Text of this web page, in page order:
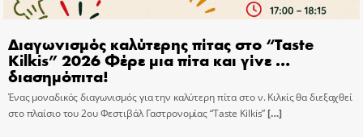
Διαγωνισμός καλύτερης πίτας στο “Taste
Kilkis” 2026 Φέρε μια πίτα και γίνε …
διασημόπιτα!
Ένας μοναδικός διαγωνισμός για την καλύτερη πίτα στο ν. Κιλκίς θα διεξαχθεί
στο πλαίσιο του 2ου Φεστιβάλ Γαστρονομίας “Taste Kilkis”[…]